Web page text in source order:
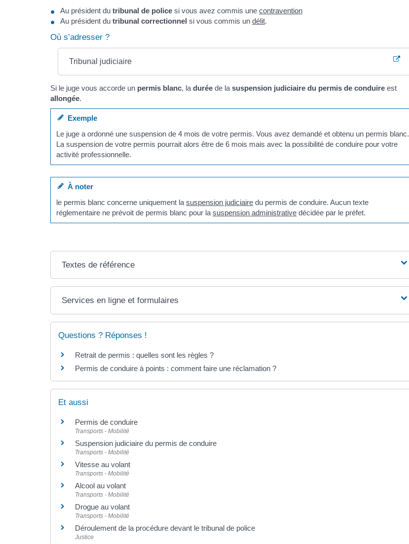
Au président du tribunal de police si vous avez commis une contravention
Au président du tribunal correctionnel si vous commis un délit.
Où s’adresser ?
Tribunal judiciaire
Si le juge vous accorde un permis blanc, la durée de la suspension judiciaire du permis de conduire est
allongée.
Exemple
Le juge a ordonné une suspension de 4 mois de votre permis. Vous avez demandé et obtenu un permis blanc.
La suspension de votre permis pourrait alors être de 6 mois mais avec la possibilité de conduire pour votre
activité professionnelle.
À noter
le permis blanc concerne uniquement lasuspension judiciaire du permis de conduire. Aucun texte
réglementaire ne prévoit de permis blanc pour lasuspension administrative décidée par le préfet.
Textes de référence
Services en ligne et formulaires
Questions ? Réponses !
Retrait de permis : quelles sont les règles ?
Permis de conduire à points : comment faire une réclamation ?
Et aussi
Permis de conduire
Transports - Mobilité
Suspension judiciaire du permis de conduire
Transports - Mobilité
Vitesse au volant
Transports - Mobilité
Alcool au volant
Transports - Mobilité
Drogue au volant
Transports - Mobilité
Déroulement de la procédure devant le tribunal de police
Justice